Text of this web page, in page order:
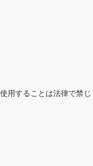
用することは法律で禁じ